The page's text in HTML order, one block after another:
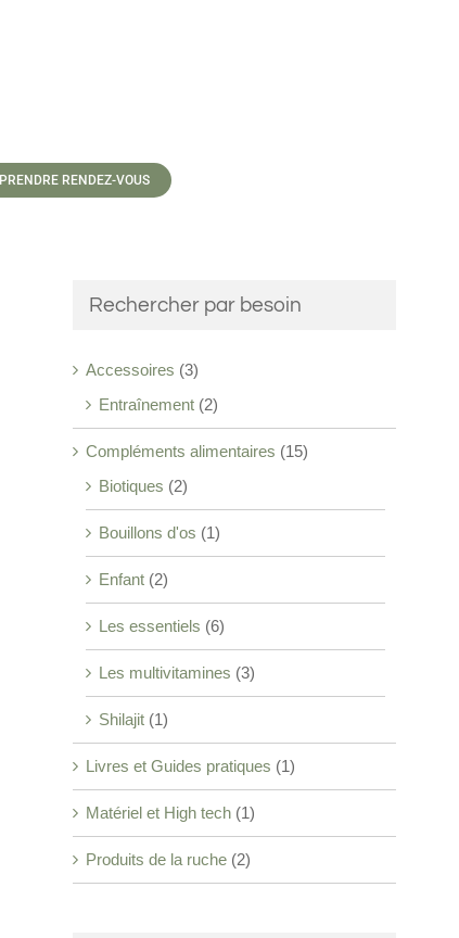
PRENDRE RENDEZ-VOUS
Rechercher par besoin
Accessoires (3)
Entraînement (2)
Compléments alimentaires (15)
Biotiques (2)
Bouillons d'os (1)
Enfant (2)
Les essentiels (6)
Les multivitamines (3)
Shilajit (1)
Livres et Guides pratiques (1)
Matériel et High tech (1)
Produits de la ruche (2)